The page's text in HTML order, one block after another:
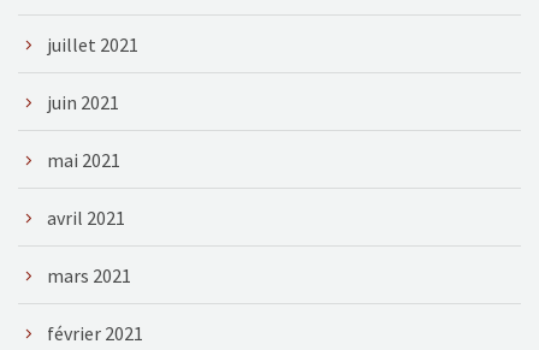
juillet 2021
juin 2021
mai 2021
avril 2021
mars 2021
février 2021